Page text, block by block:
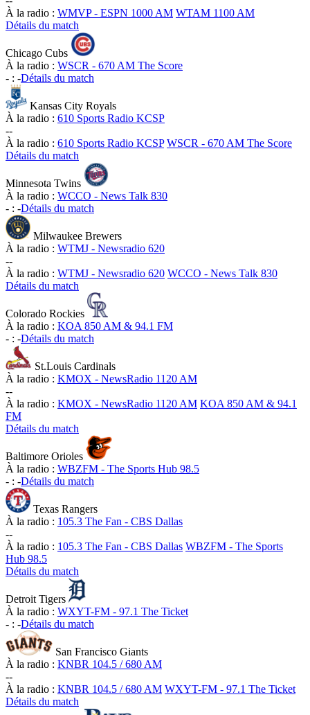
À la radio : WMVP - ESPN 1000 AM WTAM 1100 AM
Détails du match
Chicago Cubs
À la radio : WSCR - 670 AM The Score
- : -Détails du match
Kansas City Royals
À la radio : 610 Sports Radio KCSP
--
À la radio : 610 Sports Radio KCSP WSCR - 670 AM The Score
Détails du match
Minnesota Twins
À la radio : WCCO - News Talk 830
- : -Détails du match
Milwaukee Brewers
À la radio : WTMJ - Newsradio 620
--
À la radio : WTMJ - Newsradio 620 WCCO - News Talk 830
Détails du match
Colorado Rockies
À la radio : KOA 850 AM & 94.1 FM
- : -Détails du match
St.Louis Cardinals
À la radio : KMOX - NewsRadio 1120 AM
--
À la radio : KMOX - NewsRadio 1120 AM KOA 850 AM & 94.1
FM
Détails du match
Baltimore Orioles
À la radio : WBZFM - The Sports Hub 98.5
- : -Détails du match
Texas Rangers
À la radio : 105.3 The Fan - CBS Dallas
--
À la radio : 105.3 The Fan - CBS Dallas WBZFM - The Sports
Hub 98.5
Détails du match
Detroit Tigers
À la radio : WXYT-FM - 97.1 The Ticket
- : -Détails du match
San Francisco Giants
À la radio : KNBR 104.5 / 680 AM
--
À la radio : KNBR 104.5 / 680 AM WXYT-FM - 97.1 The Ticket
Détails du match